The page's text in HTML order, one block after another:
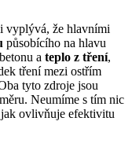
vyplývá, že hlavními
působícího na hlavu
a teplo z tření,
tření mezi ostřím
tyto zdroje jsou
Neumíme s tím nic
ovlivňuje efektivitu